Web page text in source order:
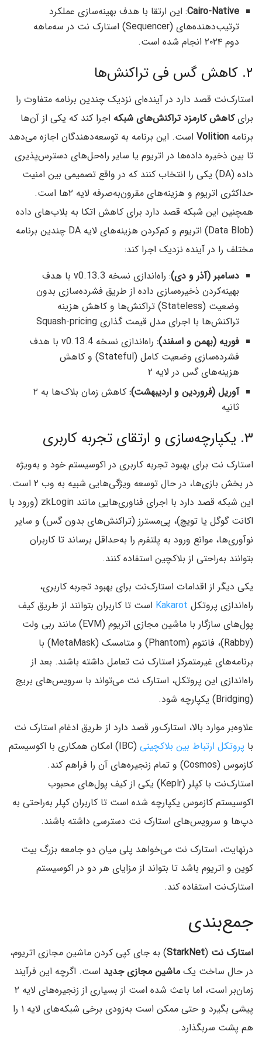
Cairo-Native: این ارتقا با هدف بهینه‌سازی عملکرد
ترتیب‌دهنده‌های (Sequencer) استارک نت در سه‌ماهه
دوم ۲۰۲۴ انجام شده است.
۲. کاهش گس فی تراکنش‌ها
استارک‌نت قصد دارد در آینده‌ای نزدیک چندین برنامه متفاوت را
برایکاهش کارمزد تراکنش‌های شبکه اجرا کند که یکی از آن‌ها
برنامه Volition است. این برنامه به توسعه‌دهندگان اجازه می‌دهد
تا بین ذخیره داده‌ها در اتریوم یا سایر راه‌حل‌های دسترس‌‌پذیری
داده (DA) یکی را انتخاب کنند که در واقع تصمیمی بین امنیت
حداکثری اتریوم و هزینه‌های مقرون‌به‌صرفه لایه ۲‌ها است.
همچنین این شبکه قصد دارد برای کاهش اتکا به بلاب‌های داده
(Data Blob) اتریوم و کم‌کردن هزینه‌های لایه DA چندین برنامه
مختلف را در آینده‌ نزدیک اجرا کند:
دسامبر (آذر و دی)
: راه‌اندازی نسخه v0.13.3 با هدف
بهینه‌کردن ذخیره‌سازی داده از طریق فشرده‌سازی بدون‌
وضعیت (Stateless) تراکنش‌ها و کاهش هزینه
تراکنش‌ها با اجرای مدل قیمت گذاری Squash-pricing
فوریه (بهمن و اسفند):
راه‌اندازی نسخه v0.13.4 با هدف
فشرده‌سازی وضعیت کامل (Stateful) و کاهش
هزینه‌های گس در لایه ۲
آوریل (فروردین و اردیبهشت):
کاهش زمان بلاک‌ها به ۲
ثانیه
۳. یکپارچه‌سازی و ارتقای تجربه کاربری
استارک نت برای بهبود تجربه کاربری در اکوسیستم خود و به‌ويژه
در بخش بازی‌ها، در حال توسعه ویژگی‌هایی شبیه به وب ۲ است.
این شبکه قصد دارد با اجرای فناوری‌هایی مانند zkLogin (ورود با
اکانت گوگل یا تویچ)، پی‌مسترز (تراکنش‌های بدون گس) و سایر
نوآوری‌ها، موانع ورود به پلتفرم را به‌حداقل برساند تا کاربران
بتوانند به‌راحتی از بلاکچین استفاده کنند.
یکی دیگر از اقدامات استارک‌نت برای بهبود تجربه کاربری،
راه‌اندازی پروتکل Kakarot است تا کاربران بتوانند از طریق کیف
پول‌های سازگار با ماشین مجازی اتریوم (EVM) مانند ربی ولت
(Rabby)، فانتوم (Phantom) و متامسک (MetaMask) با
برنامه‌های غیرمتمرکز استارک نت تعامل داشته باشند. بعد از
راه‌اندازی این پروتکل، استارک نت می‌تواند با سرویس‌های بریج
(Bridging) یکپارچه‌ شود.
علاوه‌بر موارد بالا، استارک‌ور قصد دارد از طریق ادغام استارک نت
با پروتکل ارتباط بین بلاکچینی
(IBC) امکان همکاری با اکوسیستم
کازموس (Cosmos) و تمام زنجیره‌های آن را فراهم کند.
استارک‌نت با کپلر (Keplr) یکی از کیف پول‌های محبوب
اکوسیستم کازموس یکپارچه شده است تا کاربران کپلر به‌راحتی به
دپ‌ها و سرویس‌های استارک نت دسترسی داشته باشند.
درنهایت، استارک نت می‌خواهد پلی میان دو جامعه بزرگ بیت
کوین و اتریوم باشد تا بتواند از مزایای هر دو در اکوسیستم
استارک‌نت استفاده کند.
جمع‌بندی
استارک نت (
StarkNet) به جای کپی کردن ماشین مجازی اتریوم،
در حال ساخت یک ماشین مجازی جدید است. اگرچه این فرآیند
زمان‎‌بر است، اما باعث شده است از بسیاری از زنجیره‌های لایه ۲
پیشی بگیرد و حتی ممکن است به‌زودی برخی شبکه‌های لایه ۱ را
هم پشت سربگذارد.